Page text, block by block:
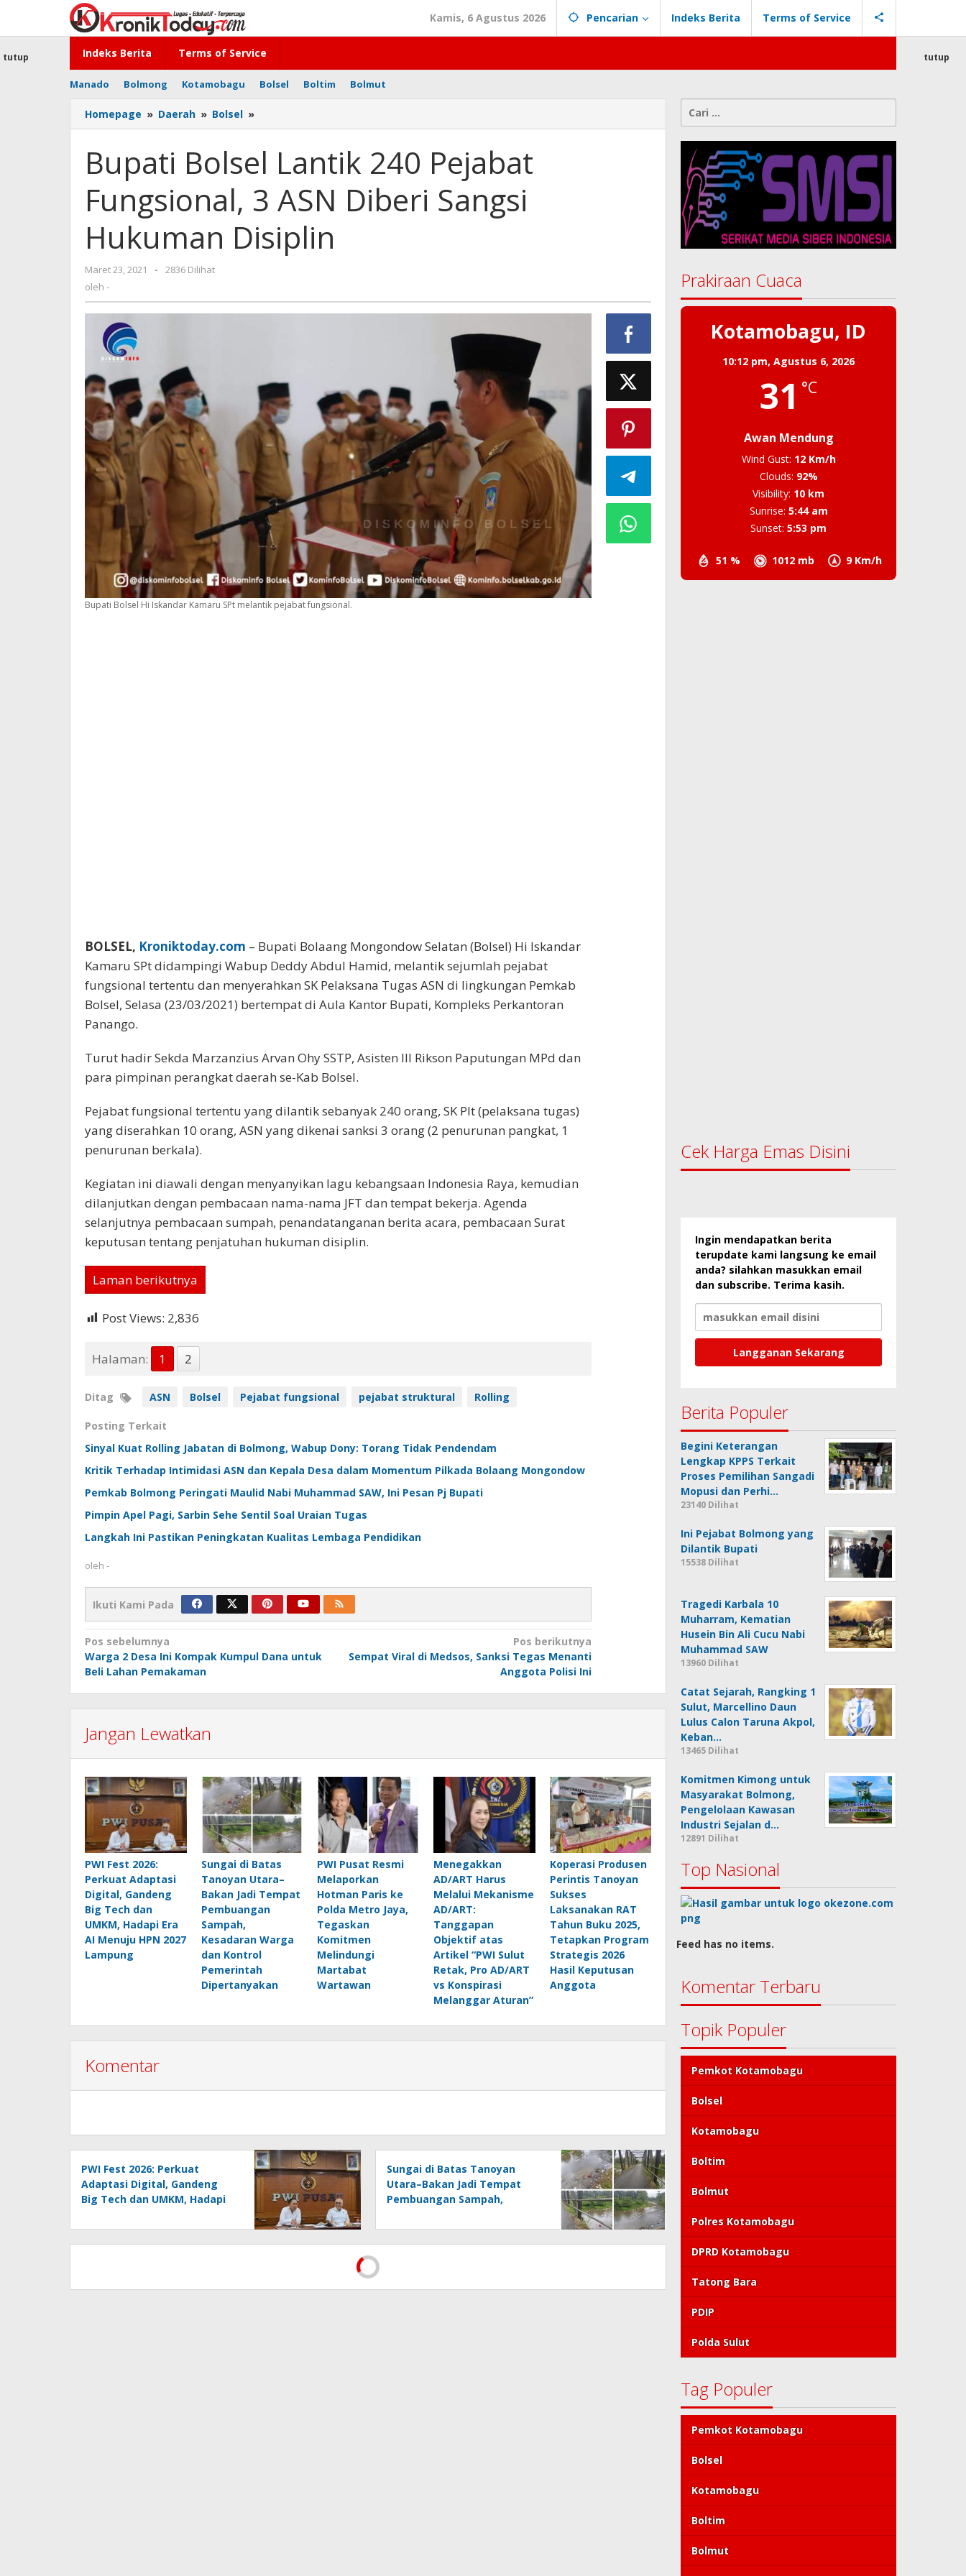
konten
Kamis, 6 Agustus 2026 Pencarian Indeks Berita Terms of Service
Indeks Berita Terms of Service
Manado Bolmong Kotamobagu Bolsel Boltim Bolmut
tutup tutup
Homepage » Daerah » Bolsel »
Bolsel
240
Pejabat
Fungsional,
3
Diberi
Sangsi
Bupati Bolsel Lantik 240 Pejabat
Fungsional, 3 ASN Diberi Sangsi
Hukuman Disiplin
Maret 23, 2021
oleh
-
2836 Dilihat
oleh -
Bupati Bolsel Hi Iskandar Kamaru SPt melantik pejabat fungsional.
BOLSEL, Kroniktoday.com – Bupati Bolaang Mongondow Selatan (Bolsel) Hi Iskandar
Kamaru SPt didampingi Wabup Deddy Abdul Hamid, melantik sejumlah pejabat
fungsional tertentu dan menyerahkan SK Pelaksana Tugas ASN di lingkungan Pemkab
Bolsel, Selasa (23/03/2021) bertempat di Aula Kantor Bupati, Kompleks Perkantoran
Panango.
Turut hadir Sekda Marzanzius Arvan Ohy SSTP, Asisten III Rikson Paputungan MPd dan
para pimpinan perangkat daerah se-Kab Bolsel.
Pejabat fungsional tertentu yang dilantik sebanyak 240 orang, SK Plt (pelaksana tugas)
yang diserahkan 10 orang, ASN yang dikenai sanksi 3 orang (2 penurunan pangkat, 1
penurunan berkala).
Kegiatan ini diawali dengan menyanyikan lagu kebangsaan Indonesia Raya, kemudian
dilanjutkan dengan pembacaan nama-nama JFT dan tempat bekerja. Agenda
selanjutnya pembacaan sumpah, penandatanganan berita acara, pembacaan Surat
keputusan tentang penjatuhan hukuman disiplin.
Laman berikutnya
Post Views: 2,836
Halaman: 1 2
Ditag ASN Bolsel Pejabat fungsional pejabat struktural Rolling
Posting Terkait
Sinyal Kuat Rolling Jabatan di Bolmong, Wabup Dony: Torang Tidak Pendendam
Kritik Terhadap Intimidasi ASN dan Kepala Desa dalam Momentum Pilkada Bolaang Mongondow
Pemkab Bolmong Peringati Maulid Nabi Muhammad SAW, Ini Pesan Pj Bupati
Pimpin Apel Pagi, Sarbin Sehe Sentil Soal Uraian Tugas
Langkah Ini Pastikan Peningkatan Kualitas Lembaga Pendidikan
oleh -
Ikuti Kami Pada
Navigasi
pos
Pos sebelumnya
Warga 2 Desa Ini Kompak Kumpul Dana untuk
Beli Lahan Pemakaman
Pos berikutnya
Sempat Viral di Medsos, Sanksi Tegas Menanti
Anggota Polisi Ini
Jangan Lewatkan
PWI Fest 2026:
Perkuat Adaptasi
Digital, Gandeng
Big Tech dan
UMKM, Hadapi Era
AI Menuju HPN 2027
Lampung
Sungai di Batas
Tanoyan Utara–
Bakan Jadi Tempat
Pembuangan
Sampah,
Kesadaran Warga
dan Kontrol
Pemerintah
Dipertanyakan
PWI Pusat Resmi
Melaporkan
Hotman Paris ke
Polda Metro Jaya,
Tegaskan
Komitmen
Melindungi
Martabat
Wartawan
Menegakkan
AD/ART Harus
Melalui Mekanisme
AD/ART:
Tanggapan
Objektif atas
Artikel “PWI Sulut
Retak, Pro AD/ART
vs Konspirasi
Melanggar Aturan”
Koperasi Produsen
Perintis Tanoyan
Sukses
Laksanakan RAT
Tahun Buku 2025,
Tetapkan Program
Strategis 2026
Hasil Keputusan
Anggota
Komentar
PWI Fest 2026: Perkuat
Adaptasi Digital, Gandeng
Big Tech dan UMKM, Hadapi
Lampung
Sungai di Batas Tanoyan
Utara–Bakan Jadi Tempat
Pembuangan Sampah,
Kontrol Pemerintah
Dipertanyakan
Cari
untuk:
Prakiraan Cuaca
Kotamobagu, ID
10:12 pm,Agustus 6, 2026
31 °C
Awan Mendung
51 % 1012 mb 9 Km/h
Wind Gust: 12 Km/h
Clouds: 92%
Visibility: 10 km
Sunrise: 5:44 am
Sunset: 5:53 pm
Cek Harga Emas Disini
Ingin mendapatkan berita
terupdate kami langsung ke email
anda? silahkan masukkan email
dan subscribe. Terima kasih.
Berita Populer
Begini Keterangan
Lengkap KPPS Terkait
Proses Pemilihan Sangadi
Mopusi dan Perhi…
23140 Dilihat
Ini Pejabat Bolmong yang
Dilantik Bupati
15538 Dilihat
Tragedi Karbala 10
Muharram, Kematian
Husein Bin Ali Cucu Nabi
Muhammad SAW
13960 Dilihat
Catat Sejarah, Rangking 1
Sulut, Marcellino Daun
Lulus Calon Taruna Akpol,
Keban…
13465 Dilihat
Komitmen Kimong untuk
Masyarakat Bolmong,
Pengelolaan Kawasan
Industri Sejalan d…
12891 Dilihat
Top Nasional
Feed has no items.
Komentar Terbaru
Topik Populer
Pemkot Kotamobagu
Bolsel
Kotamobagu
Boltim
Bolmut
Polres Kotamobagu
DPRD Kotamobagu
Tatong Bara
PDIP
Polda Sulut
Tag Populer
Pemkot Kotamobagu
Bolsel
Kotamobagu
Boltim
Bolmut